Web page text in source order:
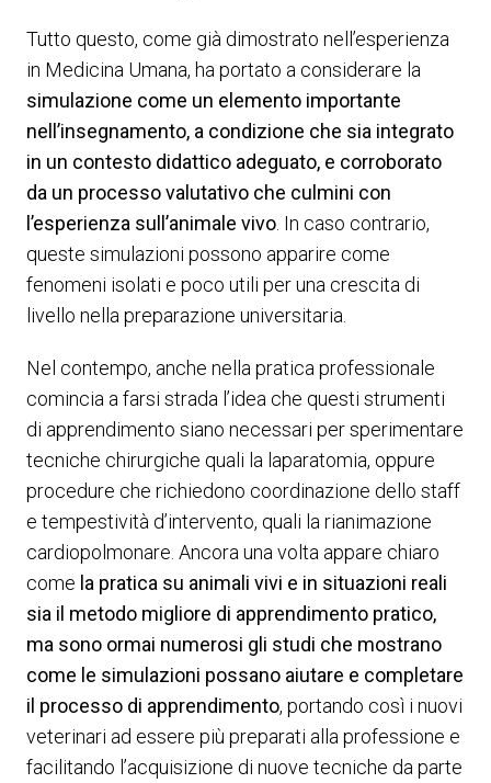
Tutto questo, come già dimostrato nell’esperienza
in Medicina Umana, ha portato a considerare la
simulazione come un elemento importante
nell’insegnamento, a condizione che sia integrato
in un contesto didattico adeguato, e corroborato
da un processo valutativo che culmini con
l’esperienza sull’animale vivo. In caso contrario,
queste simulazioni possono apparire come
fenomeni isolati e poco utili per una crescita di
livello nella preparazione universitaria.
Nel contempo, anche nella pratica professionale
comincia a farsi strada l’idea che questi strumenti
di apprendimento siano necessari per sperimentare
tecniche chirurgiche quali la laparatomia, oppure
procedure che richiedono coordinazione dello staff
e tempestività d’intervento, quali la rianimazione
cardiopolmonare. Ancora una volta appare chiaro
come la pratica su animali vivi e in situazioni reali
sia il metodo migliore di apprendimento pratico,
ma sono ormai numerosi gli studi che mostrano
come le simulazioni possano aiutare e completare
il processo di apprendimento, portando così i nuovi
veterinari ad essere più preparati alla professione e
facilitando l’acquisizione di nuove tecniche da parte